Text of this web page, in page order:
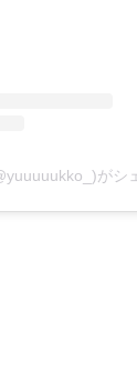
がシ